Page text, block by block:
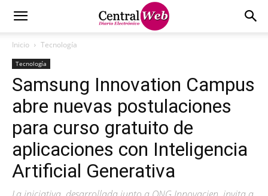
Inicio Tecnología
Tecnología
Samsung Innovation Campus
abre nuevas postulaciones
para curso gratuito de
aplicaciones con Inteligencia
Artificial Generativa